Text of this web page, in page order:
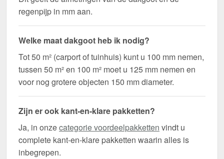
regenpijp in mm aan.
Welke maat dakgoot heb ik nodig?
Tot 50 m² (carport of tuinhuis) kunt u 100 mm nemen,
tussen 50 m² en 100 m² moet u 125 mm nemen en
voor nog grotere objecten 150 mm diameter.
Zijn er ook kant-en-klare pakketten?
Ja, in onzecategorie voordeelpakketten vindt u
complete kant-en-klare pakketten waarin alles is
inbegrepen.